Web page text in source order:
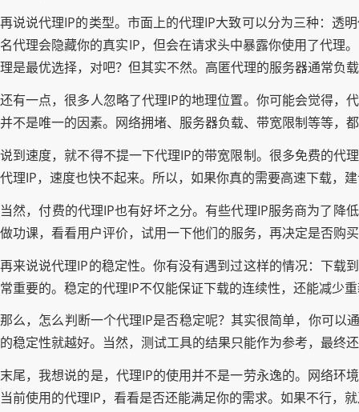
再说说代理IP的类型。市面上的代理IP大致可以分为三种：透
名代理会隐藏你的真实IP，但会在请求头中暴露你使用了代理
理是最优选择，对吧？但其实不然。高匿代理的服务器通常负
还有一点，很多人忽略了代理IP的地理位置。你可能会觉得，
并不是唯一的因素。网络拥堵、服务器负载、带宽限制等等，
说到速度，就不得不提一下代理IP的带宽限制。很多免费的代
代理IP，速度也快不起来。所以，如果你真的需要高速下载，
当然，付费的代理IP也有好坏之分。有些代理IP服务商为了降
做功课，看看用户评价，试用一下他们的服务，再决定是否购
再来说说代理IP的稳定性。你有没有遇到过这样的情况：下载
常重要的。稳定的代理IP不仅能保证下载的连续性，还能减少
那么，怎么判断一个代理IP是否稳定呢？其实很简单，你可以
的稳定性就越好。当然，测试工具的结果只能作为参考，最终
末尾，我想说的是，代理IP的使用并不是一劳永逸的。网络环
当前使用的代理IP，看看是否还能满足你的需求。如果不行，